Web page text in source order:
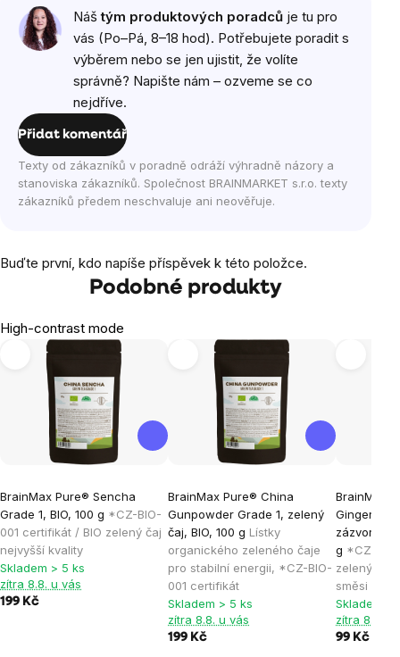
Náštým produktových poradců je tu pro
vás (Po–Pá, 8–18 hod). Potřebujete poradit s
výběrem nebo se jen ujistit, že volíte
správně? Napište nám – ozveme se co
nejdříve.
Přidat komentář
Texty od zákazníků v poradně odráží výhradně názory a
stanoviska zákazníků. Společnost BRAINMARKET s.r.o. texty
zákazníků předem neschvaluje ani neověřuje.
Buďte první, kdo napíše příspěvek k této položce.
Podobné produkty
High-contrast mode
BrainMax Pure® Sencha
Grade 1, BIO, 100 g *CZ-BIO-
001 certifikát / BIO zelený čaj
nejvyšší kvality
Skladem > 5 ks
zítra 8.8. u vás
199 Kč
BrainMax Pure® China
Gunpowder Grade 1, zelený
čaj, BIO, 100 g Lístky
organického zeleného čaje
pro stabilní energii, *CZ-BIO-
001 certifikát
Skladem > 5 ks
zítra 8.8. u vás
199 Kč
BrainMax
Ginger &
zázvorem
g *CZ-
zelený čaj
směsi
Skladem >
zítra 8.8. u
99 Kč